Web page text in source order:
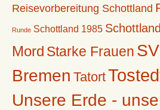
Reisevorbereitung Schottland
Runde Schottland 1985
Mord Starke Frauen
Bremen Tatort
Unsere Erde -